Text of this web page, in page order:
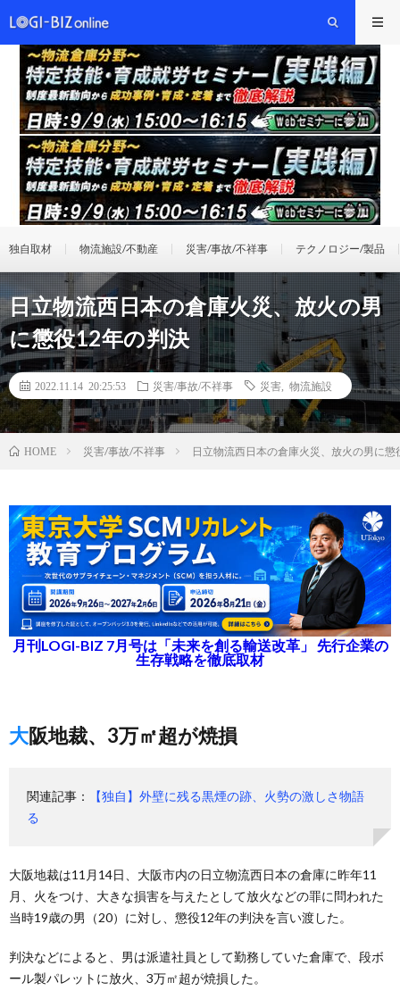
独自取材 物流施設/不動産 災害/事故/不祥事 テクノロジー/製品
日立物流西日本の倉庫火災、放火の男
に懲役12年の判決
2022.11.14 20:25:53 災害/事故/不祥事 災害 物流施設
HOME 災害/事故/不祥事 日立物流西日本の倉庫火災、放火の男に懲
月刊LOGI-BIZ 7月号は「未来を創る輸送改革」 先行企業の
生存戦略を徹底取材
大阪地裁、3万㎡超が焼損
関連記事：
【独自】外壁に残る黒煙の跡、火勢の激しさ物語
る
大阪地裁は11月14日、大阪市内の日立物流西日本の倉庫に昨年11
月、火をつけ、大きな損害を与えたとして放火などの罪に問われた
当時19歳の男（20）に対し、懲役12年の判決を言い渡した。
判決などによると、男は派遣社員として勤務していた倉庫で、段ボ
ール製パレットに放火、3万㎡超が焼損した。